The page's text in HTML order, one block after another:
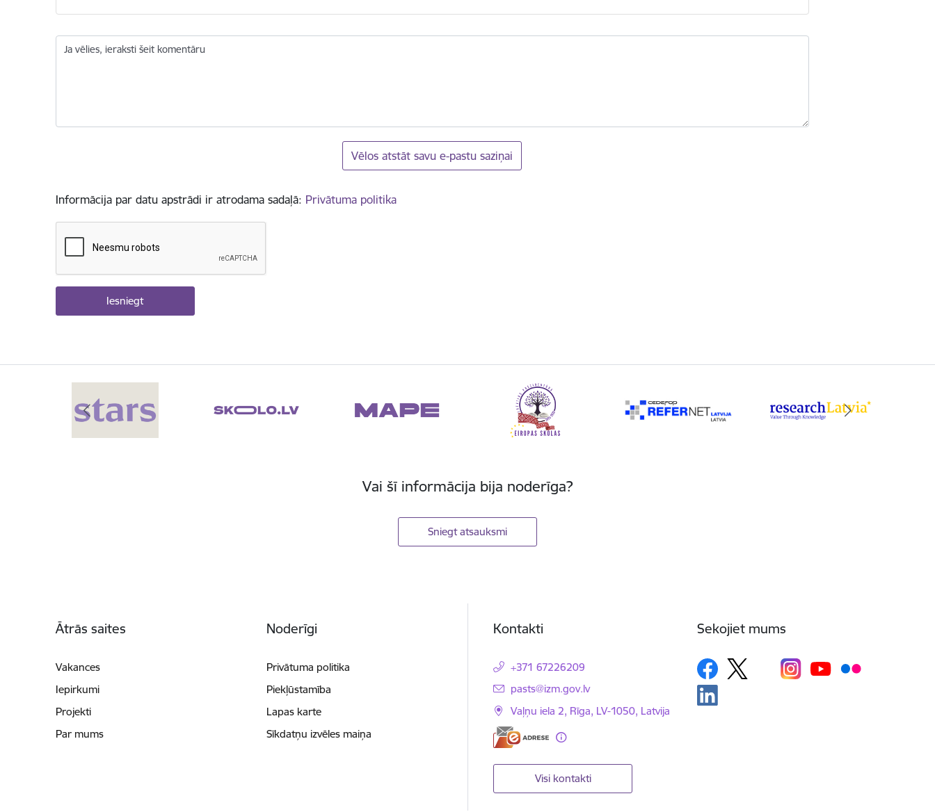
Ja vēlies, ieraksti šeit komentāru
Vēlos atstāt savu e-pastu saziņai
Informācija par datu apstrādi ir atrodama sadaļā: Privātuma politika
Vai šī informācija bija noderīga?
Sniegt atsauksmi
Ātrās saites
Vakances
Iepirkumi
Projekti
Par mums
Noderīgi
Privātuma politika
Piekļūstamība
Lapas karte
Sīkdatņu izvēles maiņa
Kontakti
+371 67226209
E-pasts:
pasts@izm.gov.lv
Vaļņu iela 2, Rīga, LV-1050, Latvija
Visi kontakti
Sekojiet mums